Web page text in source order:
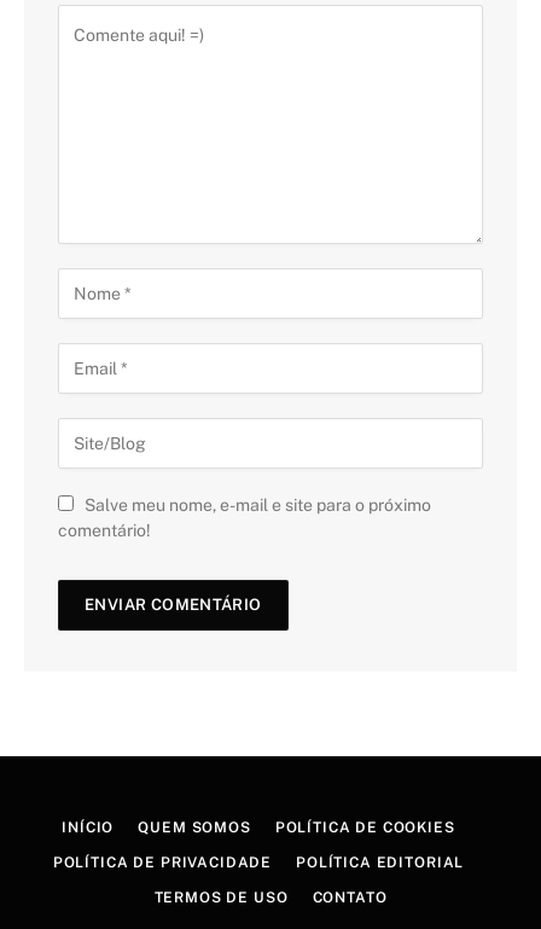
Salve meu nome, e-mail e site para o próximo
comentário!
INÍCIO QUEM SOMOS POLÍTICA DE COOKIES
POLÍTICA DE PRIVACIDADE POLÍTICA EDITORIAL
TERMOS DE USO CONTATO